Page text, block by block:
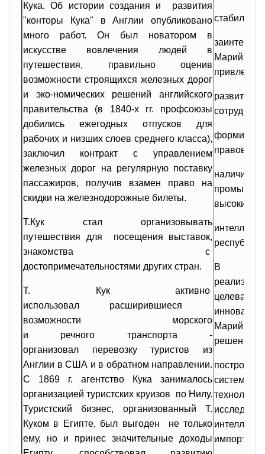
Кука. Об истории создания и развития
"конторы Кука" в Англии опубликовано
много работ. Он был новатором в
искусстве вовлечения людей в
путешествия, правильно оценив
возможности строящихся железных дорог
и эко-номических решений английского
правительства (в 1840-х гг. профсоюзы
добились ежегодных отпусков для
рабочих и низших слоев среднего класса),
заключил контракт с управлением
железных дорог на регулярную поставку
пассажиров, получив взамен право на
скидки на железнодорожные билеты.
Т.Кук стал организовывать
путешествия для посещения выставок,
знакомства с
достопримечательностями других стран.
Т. Кук активно
использовал расширившиеся
возможности морского
и речного транспорта -
организовал перевозку туристов из
Англии в США и в обратном направлении.
С 1869 г. агентство Кука занималось
организацией туристских круизов по Нилу.
Туристский бизнес, организованный Т.
Куком в Египте, был выгоден не только
ему, но и принес значительные доходы
Марий
правовой
высокими
В
Марий Эл
решение
системы,
импорт